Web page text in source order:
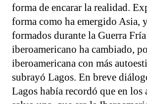
forma de encarar la realidad.
forma como ha emergido Asia,
formados durante la Guerra
iberoamericano ha cambiado,
iberoamericana con más
subrayó Lagos. En breve
Lagos había recordó que en